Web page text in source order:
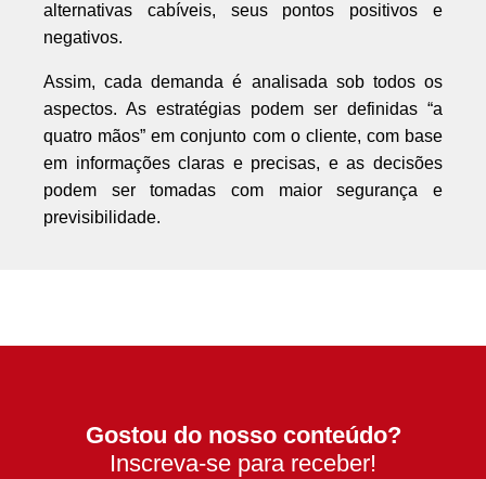
alternativas cabíveis, seus pontos positivos e
negativos.
Assim, cada demanda é analisada sob todos os
aspectos. As estratégias podem ser definidas “a
quatro mãos” em conjunto com o cliente, com base
em informações claras e precisas, e as decisões
podem ser tomadas com maior segurança e
previsibilidade.
Gostou do nosso conteúdo?
Inscreva-se para receber!